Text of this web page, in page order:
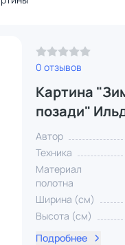
0 отзывов
Картина
позади"
Автор
Техника
Материал
полотна
Ширина (см)
Высота (см)
Подробнее